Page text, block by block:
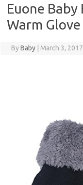
Euone Baby
Warm
ByBaby March 3, 2017